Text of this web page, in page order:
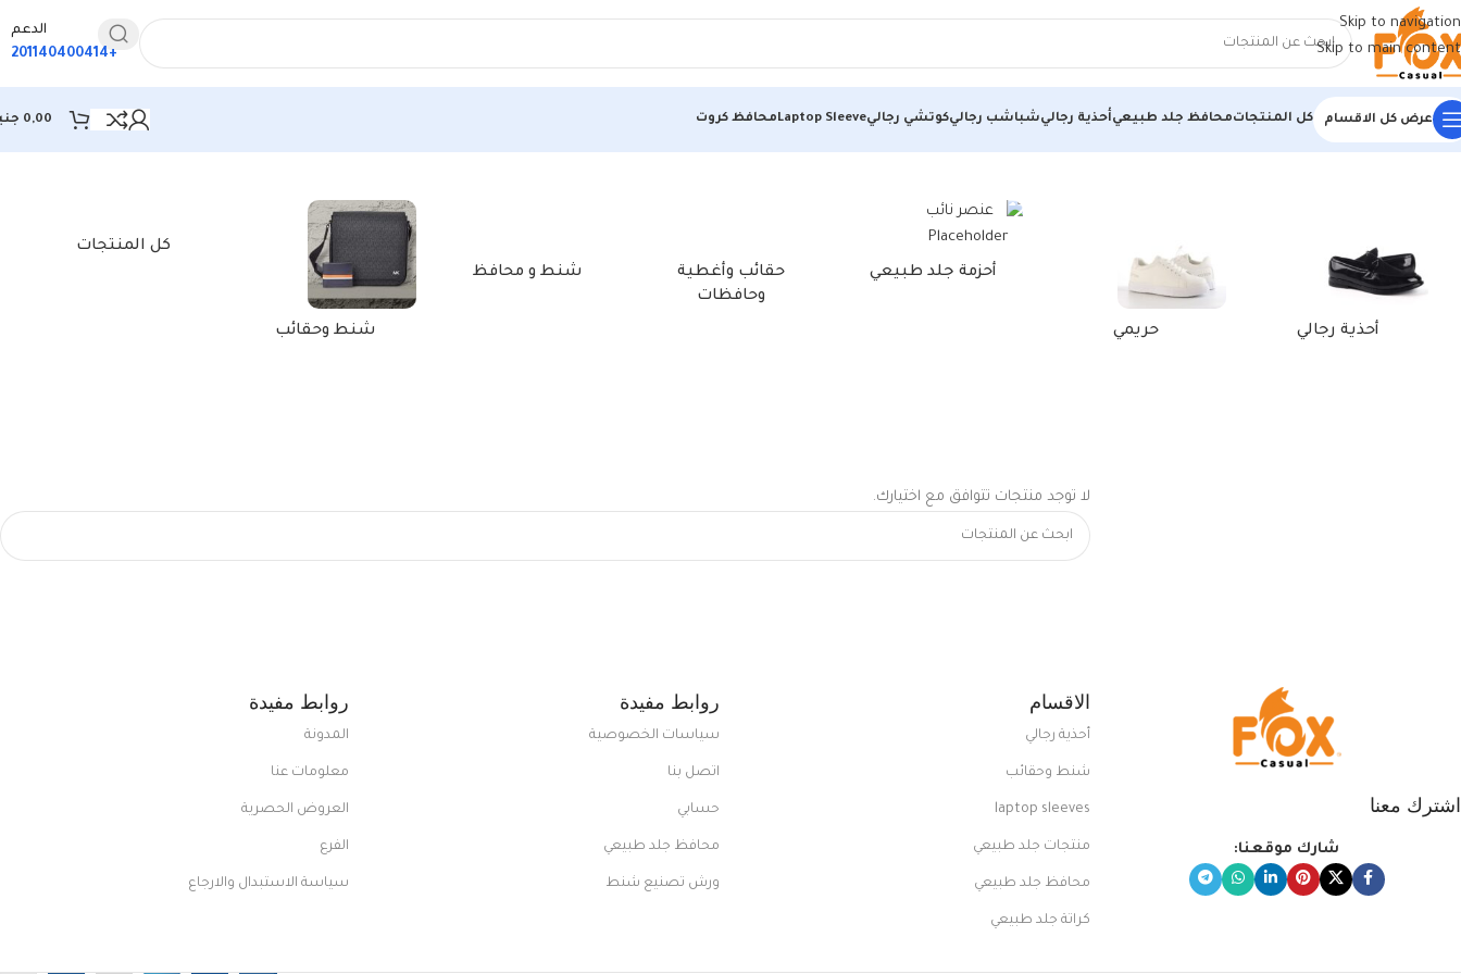
Skip to navigation
Skip to main content
الدعم
+201140400414
عرض كل الاقسام كل المنتجاتمحافظ جلد طبيعيأحذية رجاليشباشب رجاليكوتشي رجاليLaptop Sleeveمحافظ كروت 0,00
الرئيسية/منتجات تحت الوسم “انواع المحافظ الرجالي”
أحذية رجالي حريمي
أحزمة جلد طبيعي
حقائب وأغطية
وحافظات
شنط و محافظ
شنط وحقائب
كل المنتجات
لا توجد منتجات تتوافق مع اختيارك.
اشترك معنا
شارك موقعنا:
الاقسام
أحذية رجالي
شنط وحقائب
laptop sleeves
منتجات جلد طبيعي
محافظ جلد طبيعي
كراتة جلد طبيعي
روابط مفيدة
سياسات الخصوصية
اتصل بنا
حسابي
محافظ جلد طبيعي
ورش تصنيع شنط
روابط مفيدة
المدونة
معلومات عنا
العروض الحصرية
الفرع
سياسة الاستبدال والارجاع